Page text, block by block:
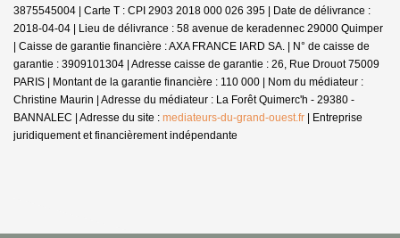
3875545004 | Carte T : CPI 2903 2018 000 026 395 | Date de délivrance :
2018-04-04 | Lieu de délivrance : 58 avenue de keradennec 29000 Quimper
| Caisse de garantie financière : AXA FRANCE IARD SA. | N° de caisse de
garantie : 3909101304 | Adresse caisse de garantie : 26, Rue Drouot 75009
PARIS | Montant de la garantie financière : 110 000 | Nom du médiateur :
Christine Maurin | Adresse du médiateur : La Forêt Quimerc'h - 29380 -
BANNALEC | Adresse du site : mediateurs-du-grand-ouest.fr | Entreprise
juridiquement et financièrement indépendante